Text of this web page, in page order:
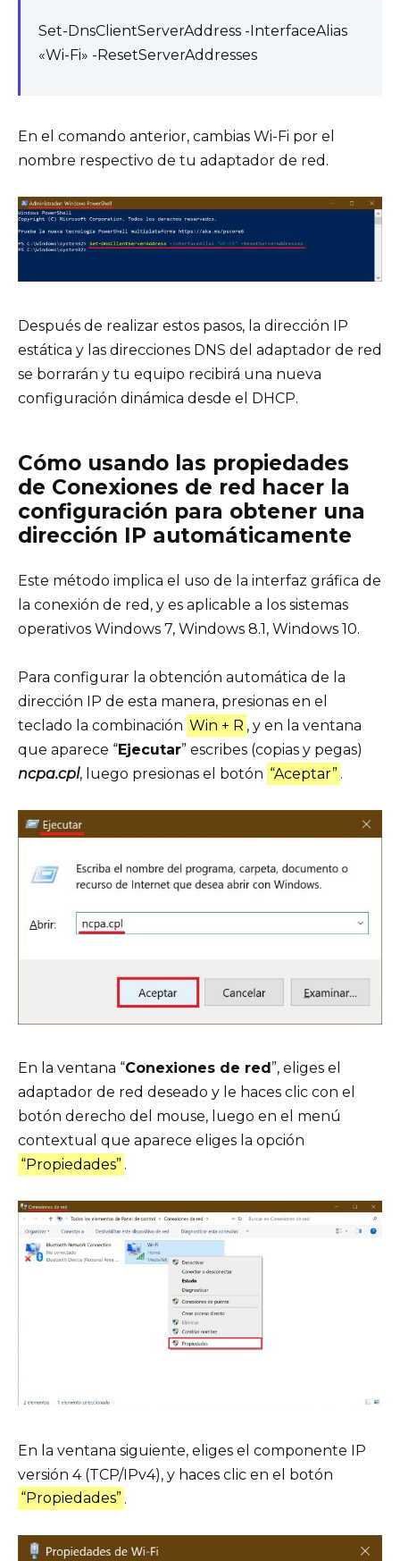
Set-DnsClientServerAddress -InterfaceAlias
«Wi-Fi» -ResetServerAddresses
En el comando anterior, cambias Wi-Fi por el
nombre respectivo de tu adaptador de red.
Después de realizar estos pasos, la dirección IP
estática y las direcciones DNS del adaptador de red
se borrarán y tu equipo recibirá una nueva
configuración dinámica desde el DHCP.
Cómo usando las propiedades
de Conexiones de red hacer la
configuración para obtener una
dirección IP automáticamente
Este método implica el uso de la interfaz gráfica de
la conexión de red, y es aplicable a los sistemas
operativos Windows 7, Windows 8.1, Windows 10.
Para configurar la obtención automática de la
dirección IP de esta manera, presionas en el
teclado la combinación Win + R , y en la ventana
que aparece “Ejecutar” escribes (copias y pegas)
ncpa.cpl, luego presionas el botón “Aceptar” .
En la ventana “Conexiones de red”, eliges el
adaptador de red deseado y le haces clic con el
botón derecho del mouse, luego en el menú
contextual que aparece eliges la opción
“Propiedades” .
En la ventana siguiente, eliges el componente IP
versión 4 (TCP/IPv4), y haces clic en el botón
“Propiedades” .